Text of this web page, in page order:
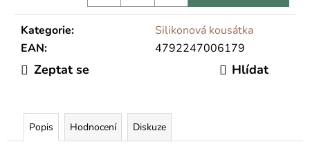
Kategorie:
Silikonová kousátka
EAN: 4792247006179
Zeptat se Hlídat
Popis Hodnocení Diskuze